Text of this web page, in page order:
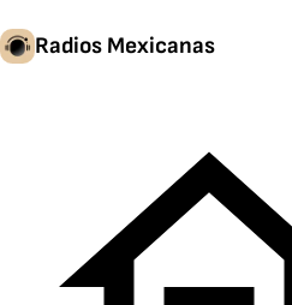
Radios Mexicanas